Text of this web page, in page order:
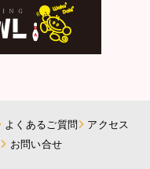
よくあるご質問
アクセス
お問い合せ